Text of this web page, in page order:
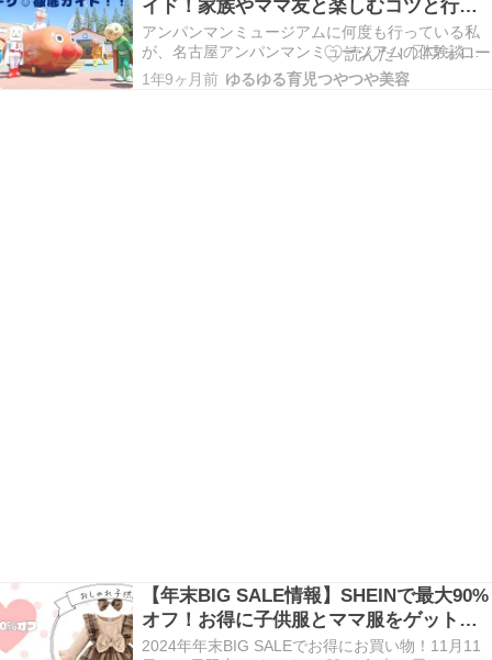
店 ¥…
イド！家族やママ友と楽しむコツと行き
方
アンパンマンミュージアムに何度も行っている私
が、名古屋アンパンマンミュージアムの体験談と
詳細を教えます！是非参考に♡ 名古屋アンパンマ
ンミュージアムは、小さなお子さま連れの家族
1年9ヶ月前 ゆるゆる育児つやつや美容
【年末BIG SALE情報】SHEINで最大90%
オフ！お得に子供服とママ服をゲットし
よう！
2024年年末BIG SALEでお得にお買い物！11月11